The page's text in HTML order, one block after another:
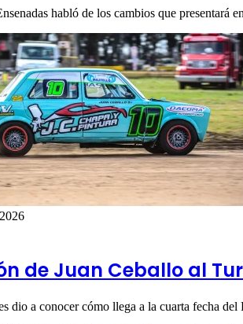
habló de los cambios que
de Juan Ceballo al
dio a conocer cómo llega a la cuarta fecha